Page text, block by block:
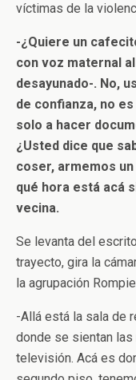
víctimas de la
-¿Quiere un
con voz maternal
desayunado-. No,
de confianza, no
solo a hacer
¿Usted dice que
coser, armemos
qué hora está acá
vecina.
Se levanta del
trayecto, gira la
la agrupación
-Allá está la sala de
donde se sientan las
televisión. Acá es